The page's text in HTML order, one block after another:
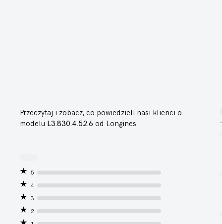
Przeczytaj i zobacz, co powiedzieli nasi klienci o
modelu L3.830.4.52.6 od Longines
5
4
3
2